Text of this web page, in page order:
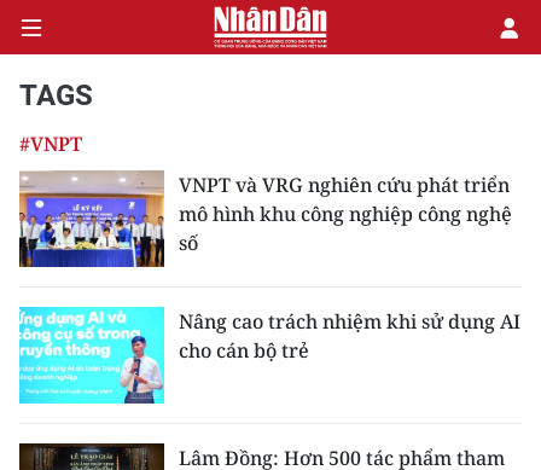
CHÍNH TRỊ
KINH TẾ
XÃ HỘI
PHÁP LUẬT
DU LỊCH
TAGS
#VNPT
VNPT và VRG nghiên cứu phát triển
mô hình khu công nghiệp công nghệ
số
Nâng cao trách nhiệm khi sử dụng AI
cho cán bộ trẻ
Lâm Đồng: Hơn 500 tác phẩm tham